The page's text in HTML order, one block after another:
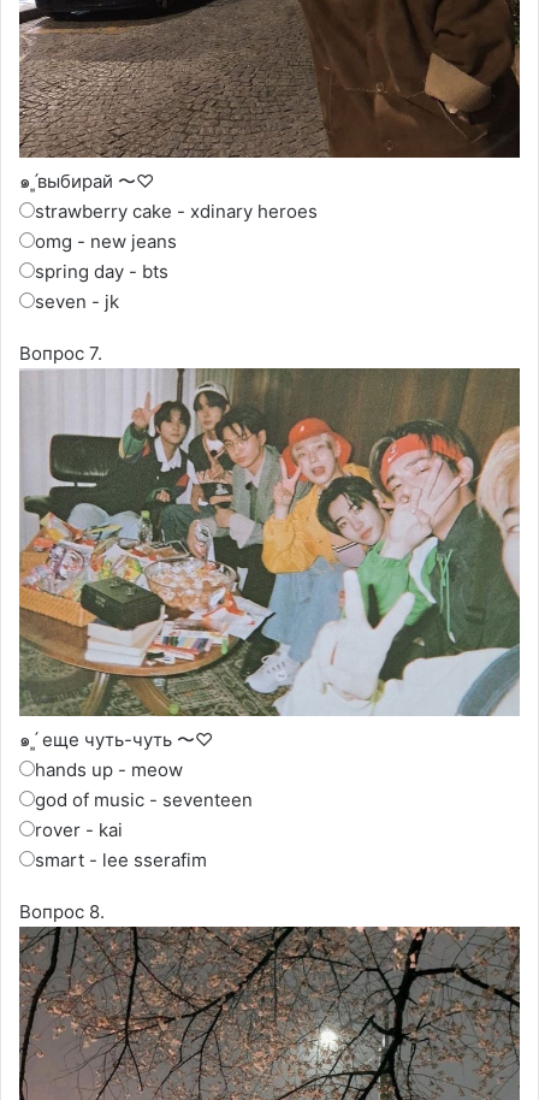
๑ˊ͈выбирай 〜♡
strawberry cake - xdinary heroes
omg - new jeans
spring day - bts
seven - jk
Вопрос 7.
๑ˊ͈ еще чуть-чуть 〜♡
hands up - meow
god of music - seventeen
rover - kai
smart - lee sserafim
Вопрос 8.